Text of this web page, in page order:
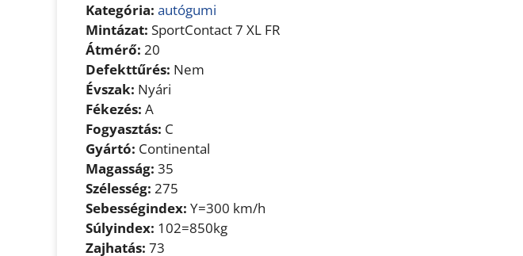
Kategória: autógumi
Mintázat: SportContact 7 XL FR
Átmérő: 20
Defekttűrés: Nem
Évszak: Nyári
Fékezés: A
Fogyasztás: C
Gyártó: Continental
Magasság: 35
Szélesség: 275
Sebességindex: Y=300 km/h
Súlyindex: 102=850kg
Zajhatás: 73